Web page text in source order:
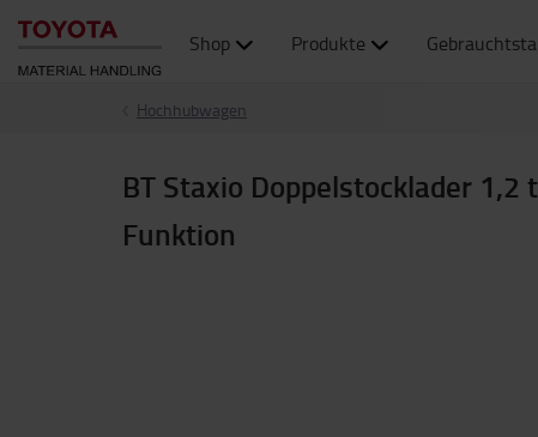
Shop Produkte
Hochhubwagen
BT Staxio Doppelstocklader
Funktion